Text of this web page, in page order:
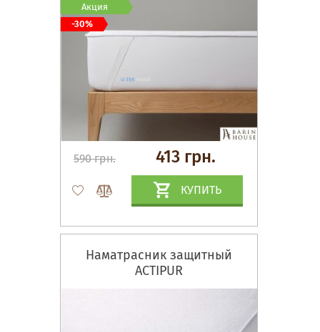
590 грн. 413 грн.
КУПИТЬ
Акция
-30%
Наматрасник защитный
ACTIPUR